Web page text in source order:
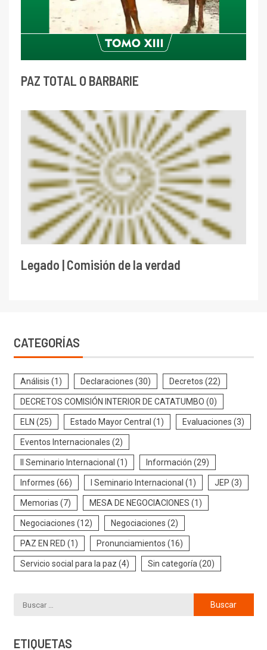
PAZ TOTAL O BARBARIE
Legado | Comisión de la verdad
CATEGORÍAS
Análisis (1) Declaraciones (30) Decretos (22)
DECRETOS COMISIÓN INTERIOR DE CATATUMBO (0)
ELN (25) Estado Mayor Central (1) Evaluaciones (3)
Eventos Internacionales (2)
II Seminario Internacional (1) Información (29)
Informes (66) I Seminario Internacional (1) JEP (3)
Memorias (7) MESA DE NEGOCIACIONES (1)
Negociaciones (12) Negociaciones (2)
PAZ EN RED (1) Pronunciamientos (16)
Servicio social para la paz (4) Sin categoría(20)
ETIQUETAS